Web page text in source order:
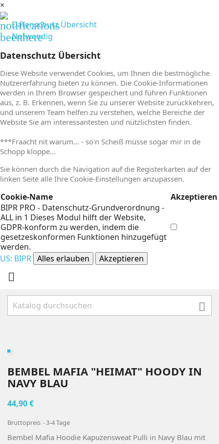
×
notifications
Datenschutz Übersicht
beenhere
Notwendig
Datenschutz Übersicht
Diese Website verwendet Cookies, um Ihnen die bestmögliche
Nutzererfahrung bieten zu können. Die Cookie-Informationen
werden in Ihrem Browser gespeichert und führen Funktionen
aus, z. B. Erkennen, wenn Sie zu unserer Website zurückkehren,
und unserem Team helfen zu verstehen, welche Bereiche der
Website Sie am interessantesten und nützlichsten finden.
***Fraacht nit warum... - so'n Scheiß müsse sogar mir in de
Schopp kloppe...
Sie können durch die Navigation auf die Registerkarten auf der
linken Seite alle Ihre Cookie-Einstellungen anzupassen.
Cookie-Name
Akzeptieren
BIPR PRO - Datenschutz-Grundverordnung -
ALL in 1 Dieses Modul hilft der Website,
GDPR-konform zu werden, indem die
gesetzeskonformen Funktionen hinzugefügt
werden.
US: BIPR Alles erlauben Akzeptieren


BEMBEL MAFIA "HEIMAT" HOODY IN
NAVY BLAU
44,90 €
Bruttopreis 3-4 Tage
Bembel Mafia Hoodie Kapuzensweat Pulli in Navy Blau mit